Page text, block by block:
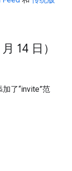
14 日）
了“invite”范